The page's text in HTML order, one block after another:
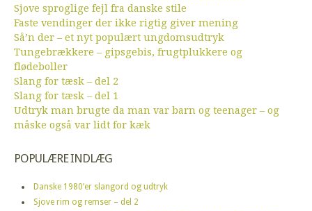
Sjove sproglige fejl fra danske stile
Faste vendinger der ikke rigtig giver mening
Så’n der – et nyt populært ungdomsudtryk
Tungebrækkere – gipsgebis, frugtplukkere og
flødeboller
Slang for tæsk – del 2
Slang for tæsk – del 1
Udtryk man brugte da man var barn og teenager – og
måske også var lidt for kæk
POPULÆRE INDLÆG
Danske 1980’er slangord og udtryk
Sjove rim og remser – del 2